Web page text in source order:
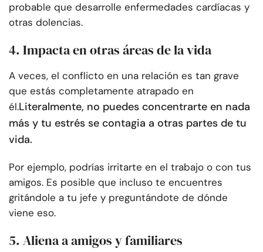
probable que desarrolle enfermedades cardíacas y
otras dolencias.
4. Impacta en otras áreas de la vida
A veces, el conflicto en una relación es tan grave
que estás completamente atrapado en
él.Literalmente, no puedes concentrarte en nada
más y tu estrés se contagia a otras partes de tu
vida.
Por ejemplo, podrías irritarte en el trabajo o con tus
amigos. Es posible que incluso te encuentres
gritándole a tu jefe y preguntándote de dónde
viene eso.
5. Aliena a amigos y familiares